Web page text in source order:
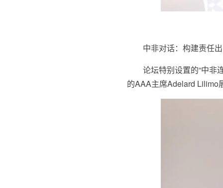
中非对话：构建责任
论坛特别设置的“中非
的AAA主席Adelard Lilimo